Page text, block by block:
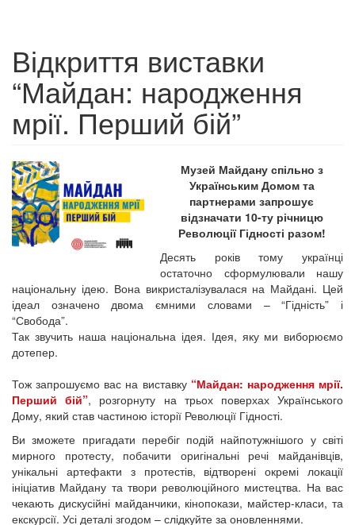
Відкриття виставки
“Майдан: народження
мрії. Перший бій”
Музей Майдану спільно з
Українським Домом та
партнерами запрошує
відзначати 10-ту річницю
Революції Гідності разом!
Десять років тому українці
остаточно сформулювали нашу
національну ідею. Вона викристалізувалася на Майдані. Цей
ідеал означено двома ємними словами – “Гідність” і
“Свобода”.
Так звучить наша національна ідея. Ідея, яку ми виборюємо
дотепер.
Тож запрошуємо вас на виставку “Майдан: народження мрії.
Перший бій”, розгорнуту на трьох поверхах Українського
Дому, який став частиною історії Революції Гідності.
Ви зможете пригадати перебіг подій найпотужнішого у світі
мирного протесту, побачити оригінальні речі майданівців,
унікальні артефакти з протестів, відтворені окремі локації
ініціатив Майдану та твори революційного мистецтва. На вас
чекають дискусійні майданчики, кінопокази, майстер-класи, та
екскурсії. Усі деталі згодом – слідкуйте за оновленнями.